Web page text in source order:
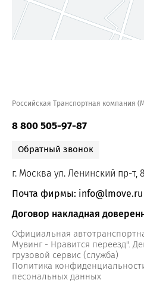
Российская Транспортная компания
8 800 505-97-87
Обратный звонок
г. Москва ул. Ленинский пр-т,
Почта фирмы: info@lmove.ru
Договор накладная
Официальная
Мувинг - Нравится переезд".
грузовой сервис (служба)
Политика
песональных данных